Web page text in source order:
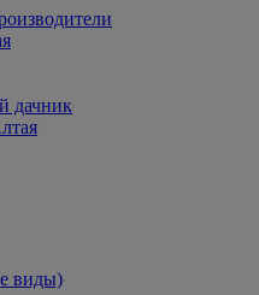
дачник
виды)